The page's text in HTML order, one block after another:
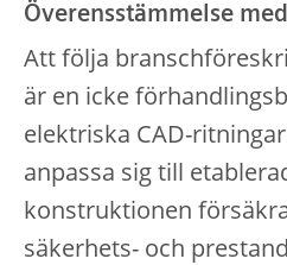
Överensstämmelse
Att följa
är en icke
elektriska CAD-
anpassa sig till
konstruktionen
säkerhets- och